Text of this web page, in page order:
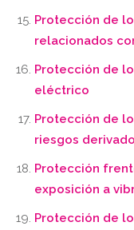
Protección de
relacionados
Protección de
eléctrico
Protección de
riesgos
Protección
exposición a
Protección de